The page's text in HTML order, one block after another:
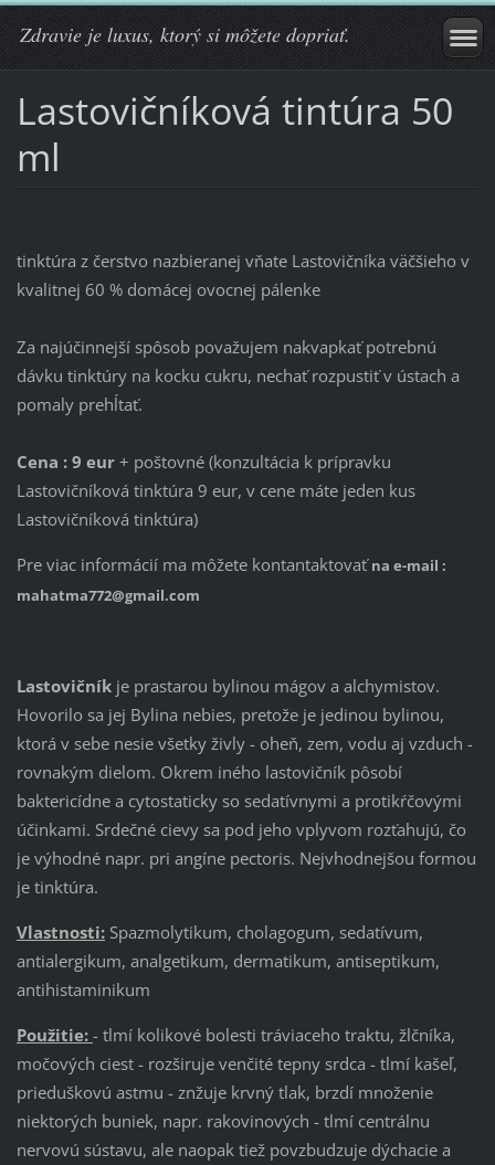
Zdravie je luxus, ktorý si môžete dopriať.
Lastovičníková tintúra 50
ml
tinktúra z čerstvo nazbieranej vňate Lastovičníka väčšieho v
kvalitnej 60 % domácej ovocnej pálenke
Za najúčinnejší spôsob považujem nakvapkať potrebnú
dávku tinktúry na kocku cukru, nechať rozpustiť v ústach a
pomaly prehĺtať.
Cena : 9 eur+ poštovné (konzultácia k prípravku
Lastovičníková tinktúra 9 eur, v cene máte jeden kus
Lastovičníková tinktúra)
Pre viac informácií ma môžete kontantaktovaťna e-mail :
mahatma772@gmail.com
Lastovičníkje prastarou bylinou mágov a alchymistov.
Hovorilo sa jej Bylina nebies, pretože je jedinou bylinou,
ktorá v sebe nesie všetky živly - oheň, zem, vodu aj vzduch -
rovnakým dielom. Okrem iného lastovičník pôsobí
baktericídne a cytostaticky so sedatívnymi a protikŕčovými
účinkami. Srdečné cievy sa pod jeho vplyvom rozťahujú, čo
je výhodné napr. pri angíne pectoris. Nejvhodnejšou formou
je tinktúra.
Vlastnosti:Spazmolytikum, cholagogum, sedatívum,
antialergikum, analgetikum, dermatikum, antiseptikum,
antihistaminikum
Použitie: - tlmí kolikové bolesti tráviaceho traktu, žlčníka,
močových ciest - rozširuje venčité tepny srdca - tlmí kašeľ,
prieduškovú astmu - znžuje krvný tlak, brzdí množenie
niektorých buniek, napr. rakovinových - tlmí centrálnu
nervovú sústavu, ale naopak tiež povzbudzuje dýchacie a